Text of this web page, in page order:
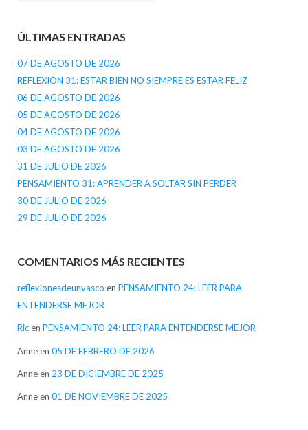
ÚLTIMAS ENTRADAS
07 DE AGOSTO DE 2026
REFLEXIÓN 31: ESTAR BIEN NO SIEMPRE ES ESTAR FELIZ
06 DE AGOSTO DE 2026
05 DE AGOSTO DE 2026
04 DE AGOSTO DE 2026
03 DE AGOSTO DE 2026
31 DE JULIO DE 2026
PENSAMIENTO 31: APRENDER A SOLTAR SIN PERDER
30 DE JULIO DE 2026
29 DE JULIO DE 2026
COMENTARIOS MÁS RECIENTES
reflexionesdeunvasco en PENSAMIENTO 24: LEER PARA
ENTENDERSE MEJOR
Ricen PENSAMIENTO 24: LEER PARA ENTENDERSE MEJOR
Anneen 05 DE FEBRERO DE 2026
Anneen 23 DE DICIEMBRE DE 2025
Anneen 01 DE NOVIEMBRE DE 2025